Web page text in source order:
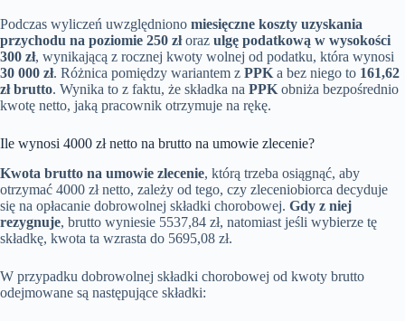
Podczas wyliczeń uwzględniono miesięczne koszty uzyskania
przychodu na poziomie 250 złoraz ulgę podatkową w wysokości
300 zł, wynikającą z rocznej kwoty wolnej od podatku, która wynosi
30 000 zł. Różnica pomiędzy wariantem z PPK a bez niego to 161,62
zł brutto. Wynika to z faktu, że składka na PPK obniża bezpośrednio
kwotę netto, jaką pracownik otrzymuje na rękę.
Ile wynosi 4000 zł netto na brutto na umowie zlecenie?
Kwota brutto na umowie zlecenie, którą trzeba osiągnąć, aby
otrzymać 4000 zł netto, zależy od tego, czy zleceniobiorca decyduje
się na opłacanie dobrowolnej składki chorobowej. Gdy z niej
rezygnuje, brutto wyniesie 5537,84 zł, natomiast jeśli wybierze tę
składkę, kwota ta wzrasta do 5695,08 zł.
W przypadku dobrowolnej składki chorobowej od kwoty brutto
odejmowane są następujące składki: